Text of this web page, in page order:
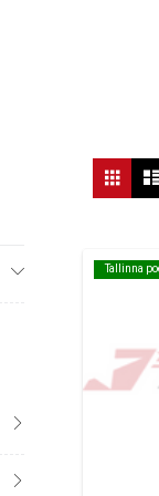
Visa
som
Rutnät
Tallinna
Tallinna